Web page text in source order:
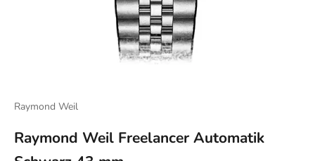
Raymond Weil
Raymond Weil Freelancer Automatik